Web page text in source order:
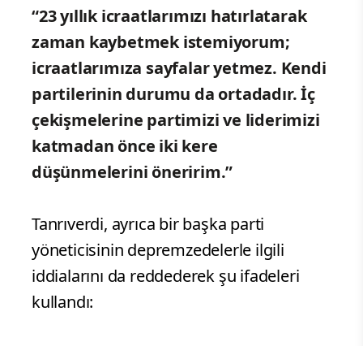
“23 yıllık icraatlarımızı hatırlatarak
zaman kaybetmek istemiyorum;
icraatlarımıza sayfalar yetmez. Kendi
partilerinin durumu da ortadadır. İç
çekişmelerine partimizi ve liderimizi
katmadan önce iki kere
düşünmelerini öneririm.”
Tanrıverdi, ayrıca bir başka parti
yöneticisinin depremzedelerle ilgili
iddialarını da reddederek şu ifadeleri
kullandı: